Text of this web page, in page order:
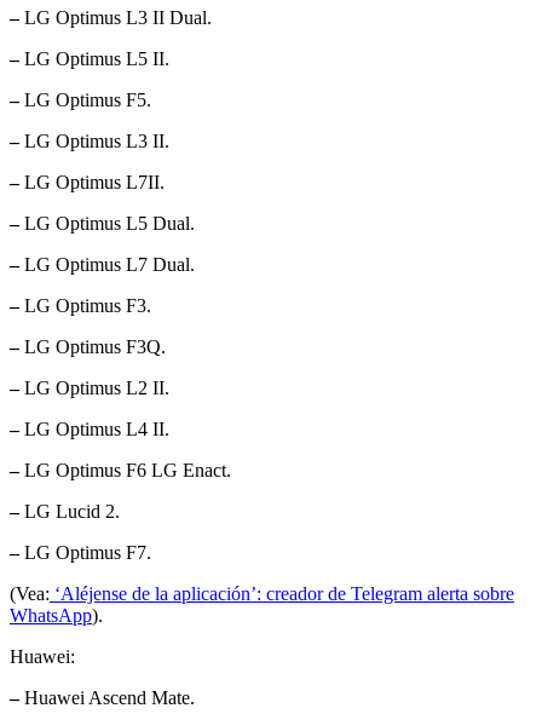
–LG Optimus L3 II Dual.
–LG Optimus L5 II.
–LG Optimus F5.
–LG Optimus L3 II.
–LG Optimus L7II.
–LG Optimus L5 Dual.
–LG Optimus L7 Dual.
–LG Optimus F3.
–LG Optimus F3Q.
–LG Optimus L2 II.
–LG Optimus L4 II.
–LG Optimus F6 LG Enact.
–LG Lucid 2.
–LG Optimus F7.
(Vea: ‘Aléjense de la aplicación’: creador de Telegram alerta sobre
WhatsApp).
Huawei:
–Huawei Ascend Mate.